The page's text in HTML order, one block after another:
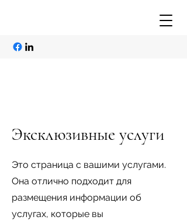
Эксклюзивные услуги
Это страница с вашими услугами.
Она отлично подходит для
размещения информации об
услугах, которые вы